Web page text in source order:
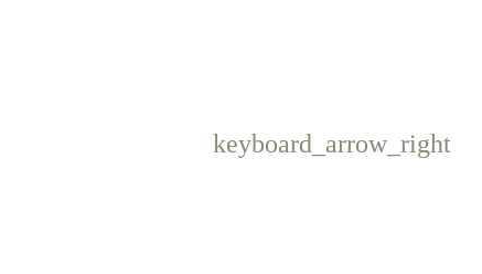
Następny
keyboard_arrow_right